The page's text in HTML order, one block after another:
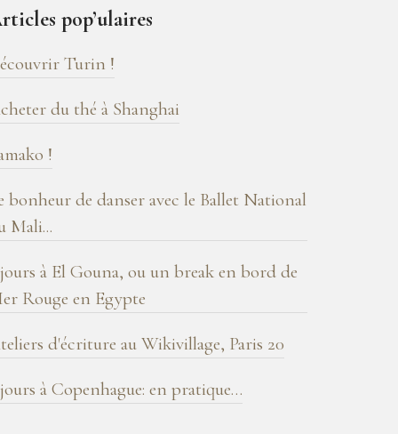
pop’ulaires
Turin !
du thé à Shanghai
!
bonheur de danser avec le Ballet National
Mali...
à El Gouna, ou un break en bord de
Rouge en Egypte
d'écriture au Wikivillage, Paris 20
à Copenhague: en pratique…